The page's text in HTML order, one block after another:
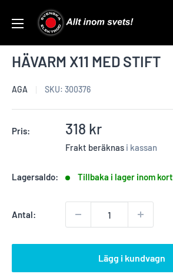
HÄVARM X11 MED STIFT
AGA SKU: 300376
Pris: Reapris
318 kr
Frakt beräknas i kassan
Lagersaldo: Tillbaka i lager inom kort
Antal:
Lägg i kundvagn